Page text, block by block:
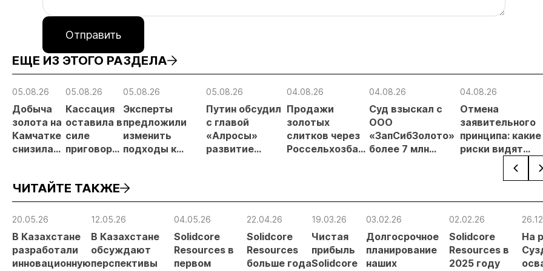
Отправить
ЕЩЕ ИЗ ЭТОГО РАЗДЕЛА
05.08.26
Добыча
золота на
Камчатке
снизилась
полугодии
05.08.26
Кассация
оставила в
силе
приговор
добыче 43
кг золота и
серебра на
05.08.26
Эксперты
предложили
изменить
подходы к
золотодобычи
на фоне
реформы
05.08.26
Путин обсудил
с главой
«Алросы»
развитие
проектов в
Якутии
04.08.26
Продажи
золотых
слитков через
Россельхозбанк
04.08.26
Суд взыскал с
ООО
«ЗапСибЗолото»
более 7 млн
требований при
добыче золота
04.08.26
Отмена
заявительного
принципа: какие
риски видят
ЧИТАЙТЕ ТАКЖЕ
20.05.26
В Казахстане
разработали
инновационную
12.05.26
В Казахстане
обсуждают
перспективы
04.05.26
Solidcore
Resources в
первом
22.04.26
Solidcore
Resources
больше года
19.03.26
Чистая
прибыль
Solidcore
03.02.26
Долгосрочное
планирование
наших
02.02.26
Solidcore
Resources в
2025 году
На